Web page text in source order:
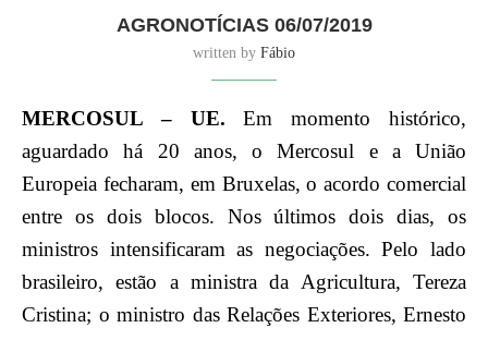
AGRONOTÍCIAS 06/07/2019
written by Fábio
MERCOSUL – UE. Em momento histórico,
aguardado há 20 anos, o Mercosul e a União
Europeia fecharam, em Bruxelas, o acordo comercial
entre os dois blocos. Nos últimos dois dias, os
ministros intensificaram as negociações. Pelo lado
brasileiro, estão a ministra da Agricultura, Tereza
Cristina; o ministro das Relações Exteriores, Ernesto